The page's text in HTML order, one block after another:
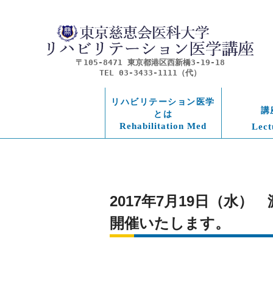
〒105-8471 東京都港区西新橋3-19-18
TEL 03-3433-1111（代）
リハビリテーション医学
とは
Rehabilitation Med
講
2017年7月19日（水）
開催いたします。